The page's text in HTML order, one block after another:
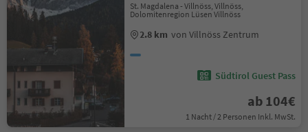
St. Magdalena - Villnöss, Villnöss,
Dolomitenregion Lüsen Villnöss
2.8 km von Villnöss Zentrum
Südtirol Guest Pass
ab 104€
1 Nacht / 2 Personen Inkl. MwSt.